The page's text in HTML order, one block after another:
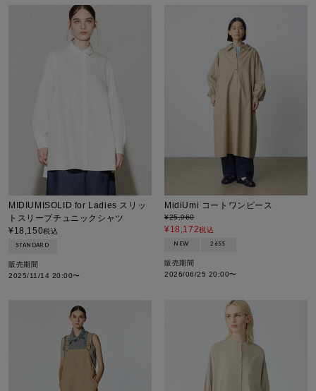
MIDIUMISOLID for Ladies スリッ
トスリーブチュニックシャツ
¥18,150税込
STANDARD
販売期間
2025/11/14 20:00〜
MidiUmi コートワンピース
¥25,960
¥18,172税込
NEW 26SS
販売期間
2026/06/25 20:00〜